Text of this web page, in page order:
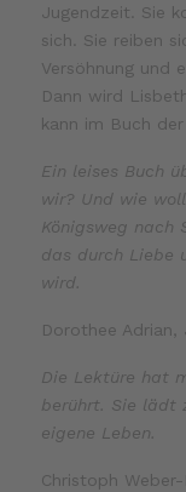
Jugendzeit. Sie
sich. Sie reiben
Versöhnung und
Dann wird
kann im Buch
Ein leises Buch
wir? Und wie
Königsweg nach
das durch Liebe
wird.
Dorothee
Die Lektüre hat
berührt. Sie lädt
eigene Leben.
Christoph